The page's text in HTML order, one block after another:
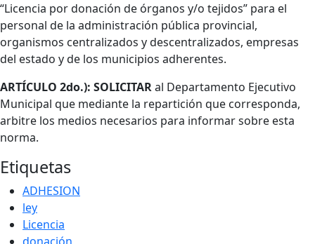
“Licencia por donación de órganos y/o tejidos” para el
personal de la administración pública provincial,
organismos centralizados y descentralizados, empresas
del estado y de los municipios adherentes.
ARTÍCULO 2do.): SOLICITARal Departamento Ejecutivo
Municipal que mediante la repartición que corresponda,
arbitre los medios necesarios para informar sobre esta
norma.
Etiquetas
ADHESION
ley
Licencia